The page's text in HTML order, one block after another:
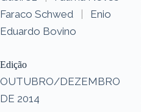
Faraco Schwed
|
Enio
Eduardo Bovino
Edição
OUTUBRO/DEZEMBRO
DE 2014